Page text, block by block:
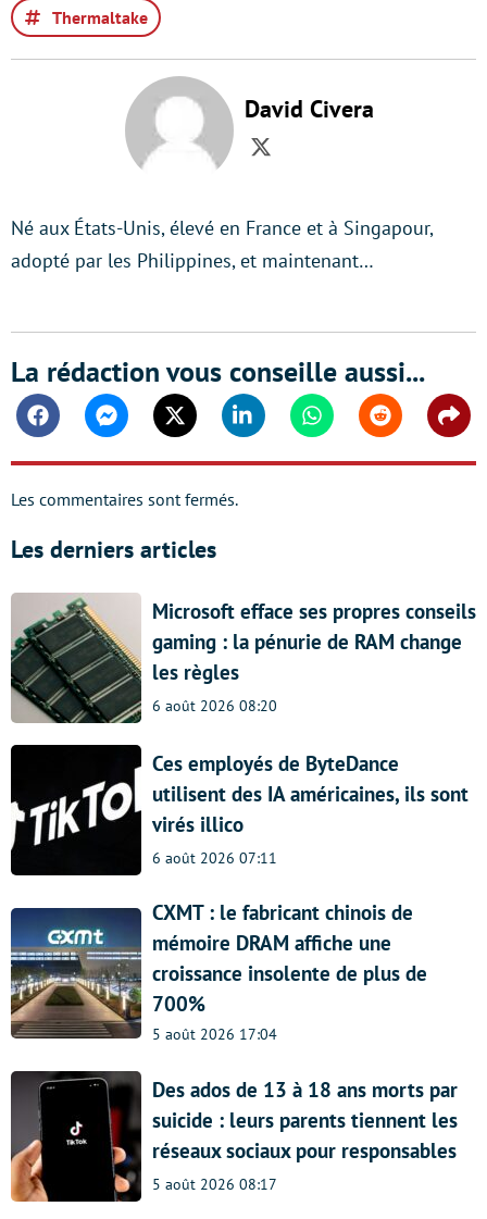
Thermaltake
David Civera
Twitter
Né aux États-Unis, élevé en France et à Singapour,
adopté par les Philippines, et maintenant…
La rédaction vous conseille aussi...
FacebookMessengerTwitter Linkedin WhatsappReddit
Les commentaires sont fermés.
Les derniers articles
Microsoft efface ses propres conseils
gaming : la pénurie de RAM change
les règles
6 août 2026 08:20
Ces employés de ByteDance
utilisent des IA américaines, ils sont
virés illico
6 août 2026 07:11
CXMT : le fabricant chinois de
mémoire DRAM affiche une
croissance insolente de plus de
700%
5 août 2026 17:04
Des ados de 13 à 18 ans morts par
suicide : leurs parents tiennent les
réseaux sociaux pour responsables
5 août 2026 08:17